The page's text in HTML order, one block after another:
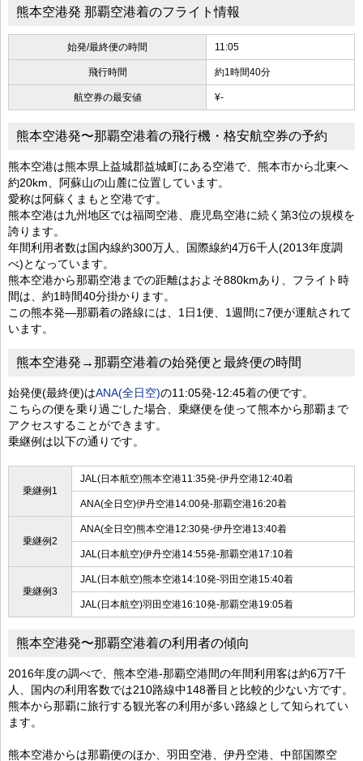
熊本空港発 那覇空港着のフライト情報
始発/最終便の時間 11:05
飛行時間 約1時間40分
航空券の最安値 ¥-
熊本空港発〜那覇空港着の飛行機・格安航空券の予約
熊本空港は熊本県上益城郡益城町にある空港で、熊本市から北東へ
約20km、阿蘇山の山麓に位置しています。
愛称は阿蘇くまもと空港です。
熊本空港は九州地区では福岡空港、鹿児島空港に続く第3位の規模を
誇ります。
年間利用者数は国内線約300万人、国際線約4万6千人(2013年度調
べ)となっています。
熊本空港から那覇空港までの距離はおよそ880kmあり、フライト時
間は、約1時間40分掛かります。
この熊本発―那覇着の路線には、1日1便、1週間に7便が運航されて
います。
熊本空港発→那覇空港着の始発便と最終便の時間
始発便(最終便)はANA(全日空)の11:05発-12:45着の便です。
こちらの便を乗り過ごした場合、乗継便を使って熊本から那覇まで
アクセスすることができます。
乗継例は以下の通りです。
乗継例1
JAL(日本航空)熊本空港11:35発-伊丹空港12:40着
ANA(全日空)伊丹空港14:00発-那覇空港16:20着
乗継例2
ANA(全日空)熊本空港12:30発-伊丹空港13:40着
JAL(日本航空)伊丹空港14:55発-那覇空港17:10着
乗継例3
JAL(日本航空)熊本空港14:10発-羽田空港15:40着
JAL(日本航空)羽田空港16:10発-那覇空港19:05着
熊本空港発〜那覇空港着の利用者の傾向
2016年度の調べで、熊本空港-那覇空港間の年間利用客は約6万7千
人、国内の利用客数では210路線中148番目と比較的少ない方です。
熊本から那覇に旅行する観光客の利用が多い路線として知られてい
ます。
熊本空港からは那覇便のほか、羽田空港、伊丹空港、中部国際空